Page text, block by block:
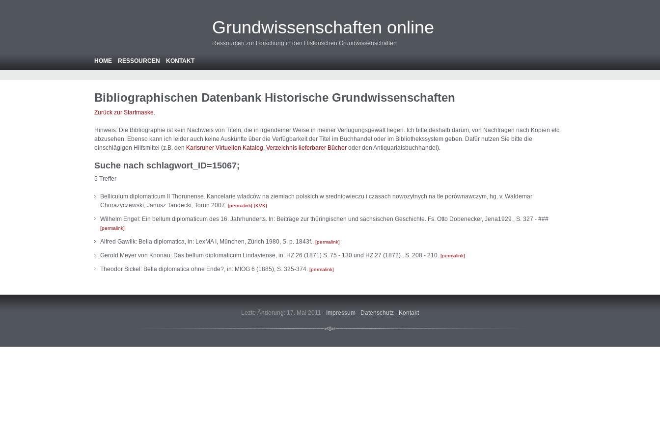
Grundwissenschaften online
Ressourcen zur Forschung in den Historischen Grundwissenschaften
HOME RESSOURCEN KONTAKT
Bibliographischen Datenbank Historische Grundwissenschaften
Zurück zur Startmaske.
Hinweis: Die Bibliographie ist kein Nachweis von Titeln, die in irgendeiner Weise in meiner Verfügungsgewalt liegen. Ich bitte deshalb darum, von Nachfragen nach Kopien etc.
abzusehen. Ebenso kann ich leider auch keine Auskünfte über die Verfügbarkeit der Titel im Buchhandel oder im Bibliothekssystem geben. Dafür nutzen Sie bitte die
einschlägigen Hilfsmittel (z.B. den Karlsruher Virtuellen Katalog Verzeichnis lieferbarer Bücher oder den Antiquariatsbuchhandel).
Suche nach schlagwort_ID=15067;
5 Treffer
Belliculum diplomaticum II Thorunense. Kancelarie wladców na ziemiach polskich w sredniowieczu i czasach nowozytnych na tle porównawczym, hg. v. Waldemar
Chorazyczewski, Janusz Tandecki, Torun 2007. permalink KVK
Wilhelm Engel: Ein bellum diplomaticum des 16. Jahrhunderts. In: Beiträge zur thüringischen und sächsischen Geschichte. Fs. Otto Dobenecker, Jena1929 , S. 327 - ###
permalink
Alfred Gawlik: Bella diplomatica, in: LexMA I, München, Zürich 1980, S. p. 1843f.. permalink
Gerold Meyer von Knonau: Das bellum diplomaticum Lindaviense, in: HZ 26 (1871) S. 75 - 130 und HZ 27 (1872) , S. 208 - 210. permalink
Theodor Sickel: Bella diplomatica ohne Ende?, in: MIÖG 6 (1885), S. 325-374. permalink
Lezte Änderung: 17. Mai 2011 - Impressum - Datenschutz - Kontakt